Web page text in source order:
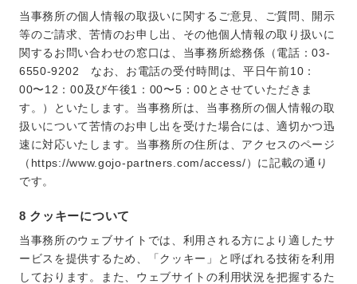
当事務所の個人情報の取扱いに関するご意見、ご質問、開示
等のご請求、苦情のお申し出、その他個人情報の取り扱いに
関するお問い合わせの窓口は、当事務所総務係（電話：03-
6550-9202 なお、お電話の受付時間は、平日午前10：
00〜12：00及び午後1：00〜5：00とさせていただきま
す。）といたします。当事務所は、当事務所の個人情報の取
扱いについて苦情のお申し出を受けた場合には、適切かつ迅
速に対応いたします。当事務所の住所は、アクセスのページ
（https://www.gojo-partners.com/access/）に記載の通り
です。
8 クッキーについて
当事務所のウェブサイトでは、利用される方により適したサ
ービスを提供するため、「クッキー」と呼ばれる技術を利用
しております。また、ウェブサイトの利用状況を把握するた